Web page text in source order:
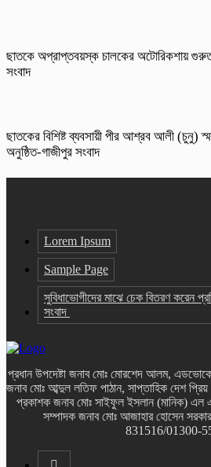
ছাতকে অপ্রাপ্তবয়স্ক চালকের অটোরিকশায়
সংবাদ
ছাতকের বিশিষ্ট ব্যবসায়ী পীর আশ্রব আলী (চুনু)
অনুষ্ঠিত-গাজীপুর সংবাদ
Lorem Ipsum
Sample Page
সুবিধাভোগীদের মাঝে চেক বিতরণ করেন
সংবাদ
প্রধান উপদেষ্টা জনাব মোঃ মোরশেদ আলম,
জনাব মোঃ আব্দুল লতিফ পাঠান, সাপ্তাহিক দেশ
প্রকাশক জনাব মোঃ সাইফুল ইসলান (মানিক) এল
সম্পাদক জনাব মোঃ আজাহার হোসেন
831516/01300-